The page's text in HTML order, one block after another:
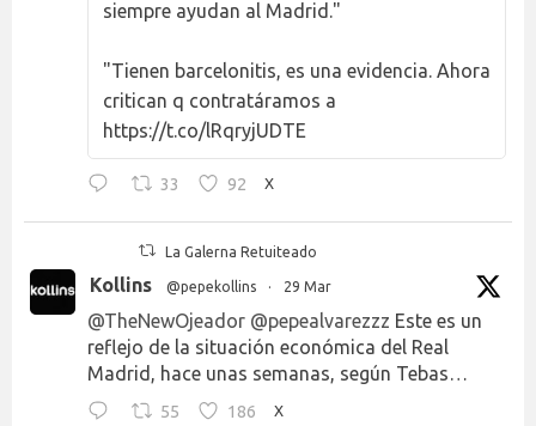
siempre ayudan al Madrid."
"Tienen barcelonitis, es una evidencia. Ahora
critican q contratáramos a
https://t.co/lRqryjUDTE
33 92 X
La Galerna Retuiteado
Kollins @pepekollins · 29 Mar
@TheNewOjeador @pepealvarezzz Este es un
reflejo de la situación económica del Real
Madrid, hace unas semanas, según Tebas…
55 186 X